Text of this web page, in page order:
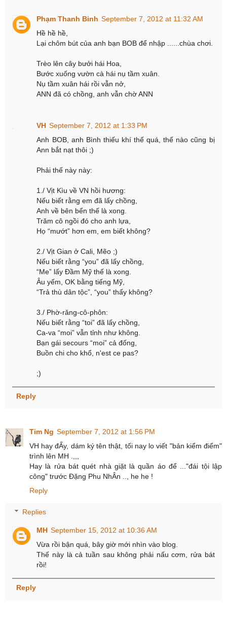
Phạm Thanh Binh September 7, 2012 at 11:32 AM
Hề hề hề,
Lại chôm bút của anh bạn BOB để nhập ......chùa chơi.
Trèo lên cây bưởi hái Hoa,
Bước xuống vườn cà hái nụ tầm xuân.
Nụ tầm xuân hái rồi vẫn nở,
ANN đã có chồng, anh vẫn chờ ANN
VH September 7, 2012 at 1:33 PM
Anh BOB, anh Bình thiếu khí thế quá, thế nào cũng bị
Ann bắt nạt thôi ;)
Phải thế này này:
1./ Vịt Kìu về VN hồi hương:
Nếu biết rằng em đã lấy chồng,
Anh về bên bển thế là xong.
Trăm cô ngồi đó cho anh lựa,
Họ “mướt” hơn em, em biết không?
2./ Vịt Gian ở Cali, Mẽo ;)
Nếu biết rằng “you” đã lấy chồng,
“Me” lấy Đầm Mỹ thế là xong.
Âu yếm, OK bằng tiếng Mỹ,
“Trả thù dân tộc”, “you” thấy không?
3./ Phờ-răng-cô-phôn:
Nếu biết rằng “toi” đã lấy chồng,
Ca-va “moi” vẫn tỉnh như không.
Bạn gái secours “moi” cả đống,
Buồn chi cho khổ, n'est ce pas?
;)
Reply
Tim Ng September 7, 2012 at 1:56 PM
VH hay đẤy, dám ký tên thật, tối nay lo viết "bản kiểm điểm"
trình lên MH .,,,
Hay là rửa bát quét nhà giặt là quần áo để ..."đái tội lập
công" trước Đặng Phu NhÂn .., he he !
Reply
Replies
MH September 15, 2012 at 10:36 AM
Vừa rồi bận quá, bây giờ mới nhìn vào blog.
Thế này là cả tuần sau không phải nấu cơm, rửa bát
rồi!
Reply